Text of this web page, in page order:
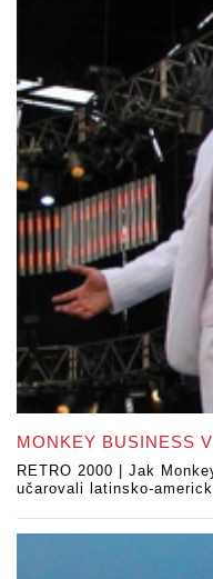
MONKEY BUSINESS
RETRO 2000 | Jak
učarovali latinsko-